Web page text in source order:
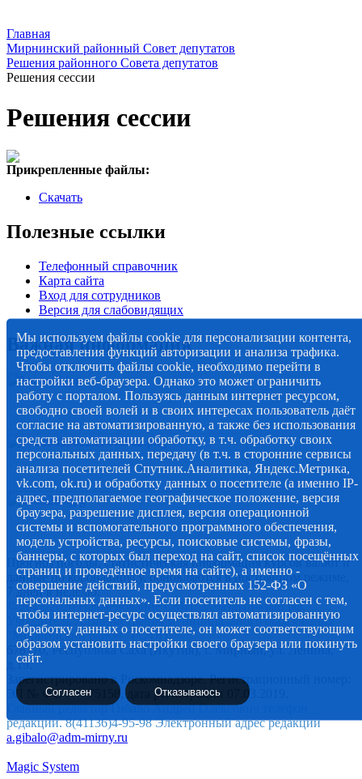
Главная
Мирнинский районный Совет депутатов
Решения районного Совета депутатов
Решения сессии
Решения сессии
Прикрепленные файлы:
Скачать
Полезные ссылки
Телефонный справочник
Карта сайта
Вход для сотрудников
Версия для слабовидящих
Важная информация
Прогноз погоды, статистическая информация курсов валют и
данные по коронавирусу, обновляются в постоянном режиме,
7 дней в неделю.
© 2012-2020 Наименование СМИ: алмазный-край.рф.
Учредитель Администрация муниципального образования
"Мирнинский район" РС (Я)
678170, Республика Саха (Якутия), г. Мирный, ул. Ленина,
д.19.
Зарегистрировано в Роскомнадзоре. Регистрационный номер:
ЭЛ № ФС 77 - 75158, дата регистрации 07.03.2019.
Главный редактор Гибало Андрей Олексович телефон
редакции. 8(41136)4-95-98 Электронный адрес редакции
a.gibalo@adm-mirny.ru
Magic System
Мы используем файлы cookie для персонализации контента,
предоставления функций авторизации и анализа трафика.
Чтобы отключить файлы cookie, необходимо перейти в
настройки веб-браузера. Однако это может ограничить
работу с порталом. Пользуясь данным интернет ресурсом,
свободно своей волей и в своих интересах пользователь даёт
согласие на автоматизированную, а также без использования
средств автоматизации обработку, в т.ч. обработку своих
персональных данных, передачу (в т.ч. в сторонние сервисы
анализа посетителей Спутник.Аналитика, Яндекс.Метрика,
vk.com, ok.ru) и обработку данных о посетителе (а именно IP-
адрес, предполагаемое географическое положение, версия
браузера, разрешение дисплея, версия операционной
системы и вспомогательного программного обеспечения,
модель устройства, ресурсы, поисковые системы, фразы,
баннеры, с которых был переход на сайт, список посещённых
страниц и проведённое время на сайте), а именно -
совершение действий, предусмотренных 152-ФЗ «О
персональных данных». Если посетитель не согласен с тем,
чтобы интернет-ресурс осуществлял автоматизированную
обработку данных о посетителе, он может соответствующим
образом установить настройки своего браузера или покинуть
сайт.
Согласен Отказываюсь